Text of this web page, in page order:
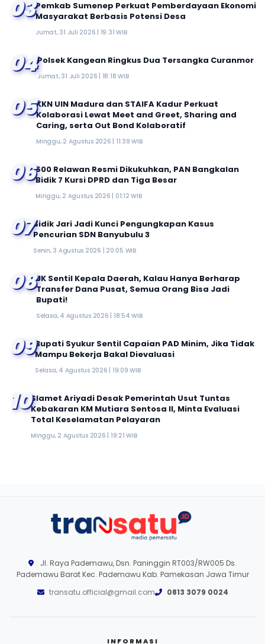
03Pemkab Sumenep Perkuat Pemberdayaan Ekonomi
Masyarakat Berbasis Potensi Desa
Jumat, 31 Juli 2026 | 19:31 WIB
04Polsek Kangean Ringkus Dua Tersangka Curanmor
Jumat, 31 Juli 2026 | 18:18 WIB
05KKN UIN Madura dan STAIFA Kadur Perkuat
Kolaborasi Lewat Meet and Greet, Sharing and
Caring, serta Out Bond Kolaboratif
Minggu, 2 Agustus 2026 | 11:39 WIB
06500 Relawan Resmi Dikukuhkan, PAN Bangkalan
Bidik 7 Kursi DPRD dan Tiga Besar
Minggu, 2 Agustus 2026 | 01:12 WIB
07Sidik Jari Jadi Kunci Pengungkapan Kasus
Pencurian SDN Banyubulu 3
Senin, 3 Agustus 2026 | 20:05 WIB
08JK Sentil Kepala Daerah, Kalau Hanya Berharap
Transfer Dana Pusat, Semua Orang Bisa Jadi
Bupati!
Selasa, 4 Agustus 2026 | 18:54 WIB
09Bupati Syukur Sentil Capaian PAD Minim, Jika Tidak
Mampu Bekerja Bakal Dievaluasi
Selasa, 4 Agustus 2026 | 19:09 WIB
10Slamet Ariyadi Desak Pemerintah Usut Tuntas
Kebakaran KM Mutiara Sentosa II, Minta Evaluasi
Total Keselamatan Pelayaran
Minggu, 2 Agustus 2026 | 19:21 WIB
Jl. Raya Pademawu, Dsn. Paninggin RT003/RW005 Ds.
Pademawu Barat Kec. Pademawu Kab. Pamekasan Jawa Timur
transatu.official@gmail.com
0813 3079 0024
INFORMASI